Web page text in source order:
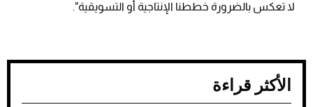
لا تعكس بالضرورة خططنا الإنتاجية أو التسويقية".
الأكثر قراءة